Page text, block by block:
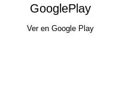
GooglePlay
Ver en Google Play